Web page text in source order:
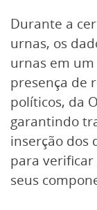
Durante a
urnas, os
urnas em
presença de
políticos, da
garantindo
inserção dos
para
seus